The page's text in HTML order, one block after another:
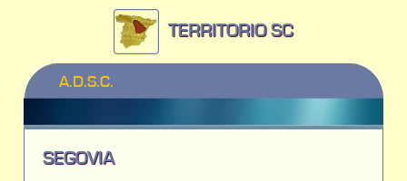
TERRITORIO SC
A.D.S.C.
SEGOVIA